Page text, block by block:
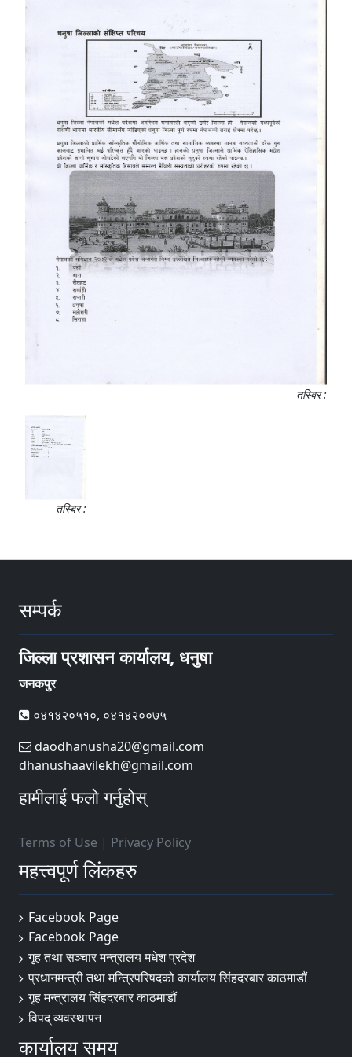
तस्बिर :
तस्बिर :
सम्पर्क
जिल्ला प्रशासन कार्यालय, धनुषा
जनकपुर
०४१४२०५१०, ०४१४२००७५
daodhanusha20@gmail.com
dhanushaavilekh@gmail.com
हामीलाई फलो गर्नुहोस्
Terms of Use | Privacy Policy
महत्त्वपूर्ण लिंकहरु
Facebook Page
Facebook Page
गृह तथा सञ्चार मन्त्रालय मधेश प्रदेश
प्रधानमन्त्री तथा मन्त्रिपरिषदको कार्यालय सिंहदरबार काठमाडौं
गृह मन्त्रालय सिंहदरबार काठमाडौं
विपद् व्यवस्थापन
कार्यालय समय